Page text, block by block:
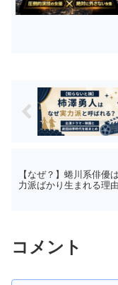
【なぜ？】蜷川系俳優
力派ばかり生まれる理
コメント